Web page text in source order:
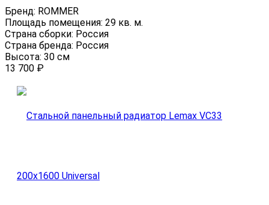
Бренд: ROMMER
Площадь помещения: 29 кв. м.
Страна сборки: Россия
Страна бренда: Россия
Высота: 30 см
13 700 ₽